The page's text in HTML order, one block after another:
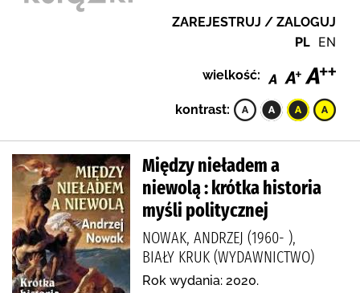
ZAREJESTRUJ / ZALOGUJ
PL EN
wielkość:
kontrast:
Między nieładem a
niewolą : krótka historia
myśli politycznej
NOWAK, ANDRZEJ (1960- ),
BIAŁY KRUK (WYDAWNICTWO)
Rok wydania: 2020.